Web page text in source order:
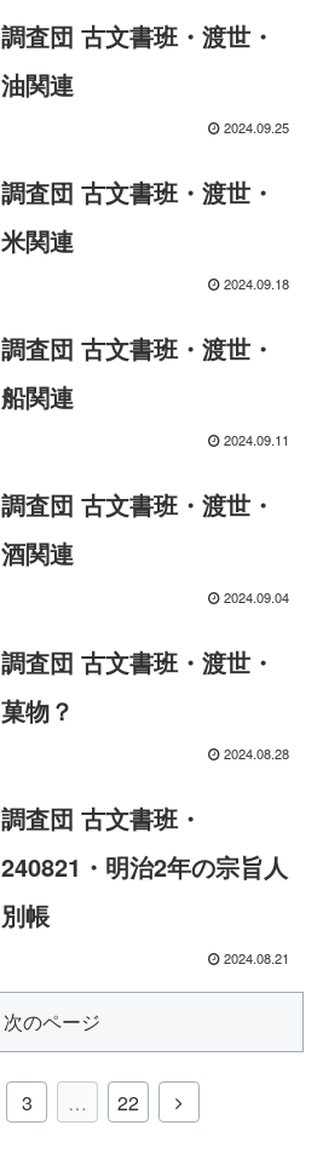
調査団 古文書班・渡世・
油関連
2024.09.25
調査団 古文書班・渡世・
米関連
2024.09.18
調査団 古文書班・渡世・
船関連
2024.09.11
調査団 古文書班・渡世・
酒関連
2024.09.04
調査団 古文書班・渡世・
菓物？
2024.08.28
調査団 古文書班・
240821・明治2年の宗旨人
別帳
2024.08.21
次のページ
3 … 22